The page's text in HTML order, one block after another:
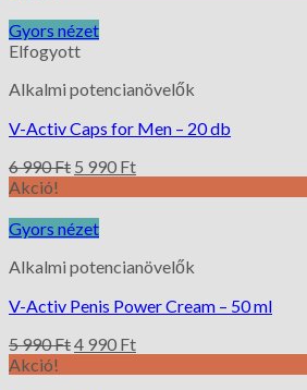
Gyors nézet
Elfogyott
Alkalmi potencianövelők
V-Activ Caps for Men – 20 db
6 990Ft 5 990 Ft
Akció!
Gyors nézet
Alkalmi potencianövelők
V-Activ Penis Power Cream – 50 ml
5 990Ft4 990 Ft
Akció!